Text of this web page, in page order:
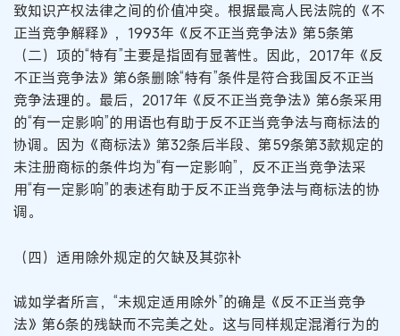
致知识产权法律之间的价值冲突。根据最高人民法院的《不
正当竞争解释》，1993年《反不正当竞争法》第5条第
（二）项的“特有”主要是指固有显著性。因此，2017年《反
不正当竞争法》第6条删除“特有”条件是符合我国反不正当
竞争法理的。最后，2017年《反不正当竞争法》第6条采用
的“有一定影响”的用语也有助于反不正当竞争法与商标法的
协调。因为《商标法》第32条后半段、第59条第3款规定的
未注册商标的条件均为“有一定影响”，反不正当竞争法采
用“有一定影响”的表述有助于反不正当竞争法与商标法的协
调。
（四）适用除外规定的欠缺及其弥补
诚如学者所言，“未规定适用除外”的确是《反不正当竞争
法》第6条的残缺而不完美之处。这与同样规定混淆行为的